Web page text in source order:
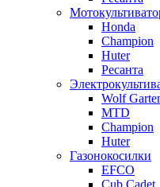
Honda
Champion
Huter
Ресанта
Wolf
MTD
Champion
Huter
Газонокосилки
EFCO
Cub Cadet